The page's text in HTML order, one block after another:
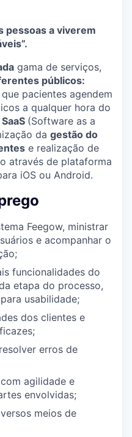
pessoas a viverem
gama de serviços,
públicos:
pacientes agendem
a qualquer hora do
(Software as a
da gestão do
e realização de
através de plataforma
iOS ou Android.
Feegow, ministrar
e acompanhar o
funcionalidades do
etapa do processo,
usabilidade;
dos clientes e
erros de
agilidade e
envolvidas;
meios de